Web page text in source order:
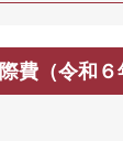
費（令和６